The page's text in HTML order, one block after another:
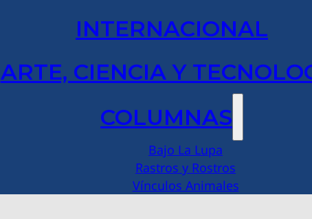
INTERNACIONAL
ARTE, CIENCIA Y
COLUMNAS
Bajo La Lupa
Rastros y Rostros
Vínculos Animales